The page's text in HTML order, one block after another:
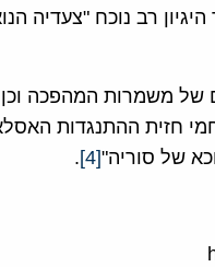
רב נוכח "צעדיה
של משמרות המהפכה
חזית ההתנגדות
של סוריה"[4]
.